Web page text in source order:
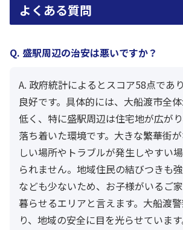
よくある質問
Q. 盛駅周辺の治安は悪いですか？
A. 政府統計によるとスコア58点であ
良好です。具体的には、大船渡市全
低く、特に盛駅周辺は住宅地が広が
落ち着いた環境です。大きな繁華街
しい場所やトラブルが発生しやすい
られません。地域住民の結びつきも
なども少ないため、お子様がいるご
暮らせるエリアと言えます。大船渡
り、地域の安全に目を光らせています